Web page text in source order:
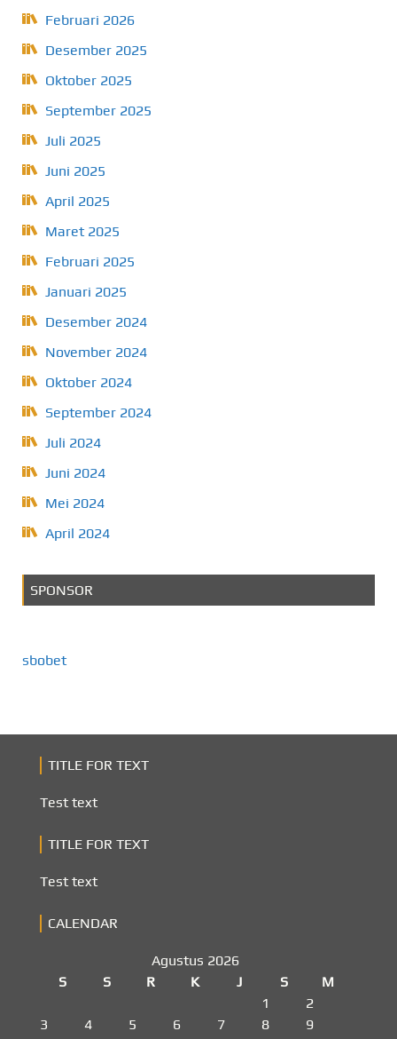
Februari 2026
Desember 2025
Oktober 2025
September 2025
Juli 2025
Juni 2025
April 2025
Maret 2025
Februari 2025
Januari 2025
Desember 2024
November 2024
Oktober 2024
September 2024
Juli 2024
Juni 2024
Mei 2024
April 2024
SPONSOR
sbobet
TITLE FOR TEXT
Test text
TITLE FOR TEXT
Test text
CALENDAR
Agustus 2026
S
S R K J S
M
1
2
3
4 5 6 7 8
9